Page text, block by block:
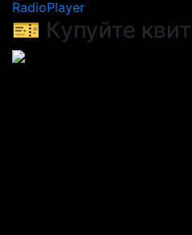
RadioPlayer
🎫 Купуйте